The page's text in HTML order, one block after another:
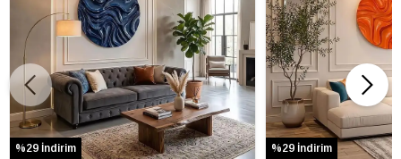
%29 İndirim %29 İndirim